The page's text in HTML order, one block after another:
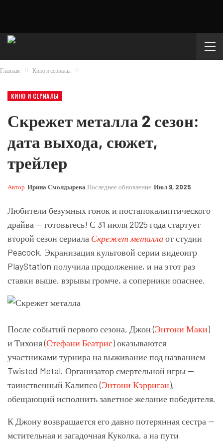
Главная Кино и сериалы
КИНО И СЕРИАЛЫ
Скрежет металла 2 сезон:
дата выхода, сюжет,
трейлер
Автор Ирина Смолдырева Последнее обновление Июл 9, 2025
Любители безумных гонок и постапокалиптического
драйва — готовьтесь! С 31 июля 2025 года стартует
второй сезон сериала Скрежет металлаот студии
Peacock. Экранизация культовой серии видеоигр
PlayStation получила продолжение, и на этот раз
ставки выше, взрывы громче, а соперники опаснее.
После событий первого сезона, Джон (Энтони Маки)
и Тихоня (Стефани Беатрис) оказываются
участниками турнира на выживание под названием
Twisted Metal. Организатор смертельной игры —
таинственный Калипсо (Энтони Кэрриган),
обещающий исполнить заветное желание победителя.
К Джону возвращается его давно потерянная сестра —
мстительная и загадочная Куколка, а на пути